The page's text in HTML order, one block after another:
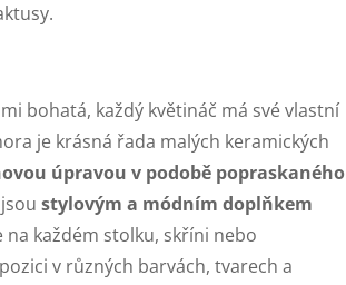
bohatá, každý květináč má své vlastní
je krásná řada malých keramických
úpravou v podobě popraskaného
stylovým a módním doplňkem
na každém stolku, skříni nebo
v různých barvách, tvarech a